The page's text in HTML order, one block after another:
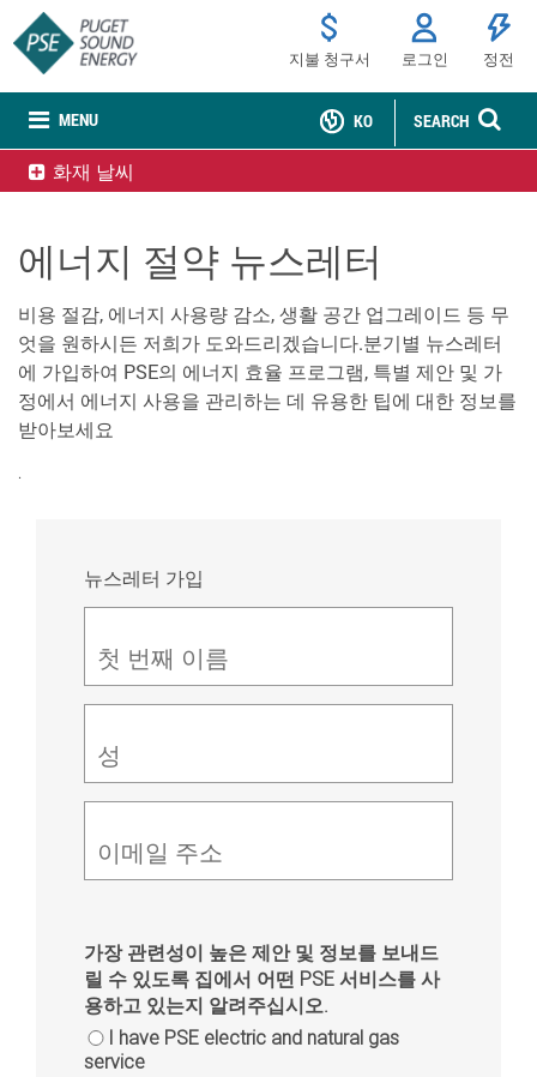
MENU
지불 청구서 로그인 정전
SEARCH
KO
화재 날씨
에너지 절약 뉴스레터
비용 절감, 에너지 사용량 감소, 생활 공간 업그레이드 등 무
엇을 원하시든 저희가 도와드리겠습니다.분기별 뉴스레터
에 가입하여 PSE의 에너지 효율 프로그램, 특별 제안 및 가
정에서 에너지 사용을 관리하는 데 유용한 팁에 대한 정보를
받아보세요
.
뉴스레터 가입
첫 번째 이름
성
이메일 주소
가장 관련성이 높은 제안 및 정보를 보내드
릴 수 있도록 집에서 어떤 PSE 서비스를 사
용하고 있는지 알려주십시오.
I have PSE electric and natural gas
service